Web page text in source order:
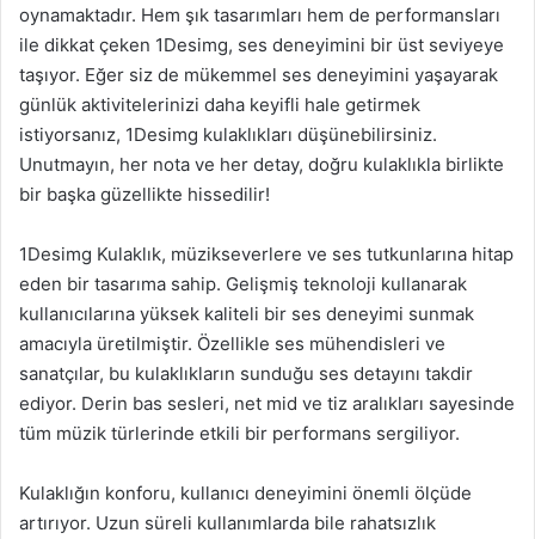
oynamaktadır. Hem şık tasarımları hem de performansları
ile dikkat çeken 1Desimg, ses deneyimini bir üst seviyeye
taşıyor. Eğer siz de mükemmel ses deneyimini yaşayarak
günlük aktivitelerinizi daha keyifli hale getirmek
istiyorsanız, 1Desimg kulaklıkları düşünebilirsiniz.
Unutmayın, her nota ve her detay, doğru kulaklıkla birlikte
bir başka güzellikte hissedilir!
1Desimg Kulaklık, müzikseverlere ve ses tutkunlarına hitap
eden bir tasarıma sahip. Gelişmiş teknoloji kullanarak
kullanıcılarına yüksek kaliteli bir ses deneyimi sunmak
amacıyla üretilmiştir. Özellikle ses mühendisleri ve
sanatçılar, bu kulaklıkların sunduğu ses detayını takdir
ediyor. Derin bas sesleri, net mid ve tiz aralıkları sayesinde
tüm müzik türlerinde etkili bir performans sergiliyor.
Kulaklığın konforu, kullanıcı deneyimini önemli ölçüde
artırıyor. Uzun süreli kullanımlarda bile rahatsızlık